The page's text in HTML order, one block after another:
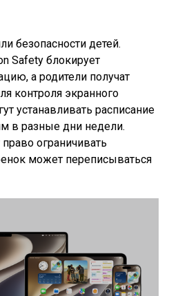
безопасности детей.
Safety блокирует
а родители получат
контроля экранного
устанавливать расписание
в разные дни недели.
ограничивать
может переписываться